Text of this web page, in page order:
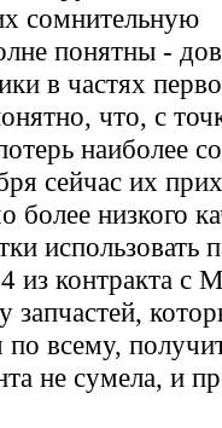
сомнительную
понятны -
в частях
что, с
наиболее
сейчас их
более низкого
использовать
из контракта с
запчастей,
по всему,
не сумела, и